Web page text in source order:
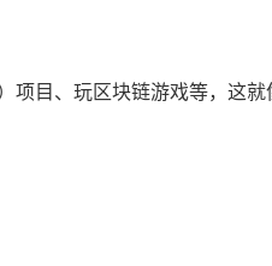
项目、玩区块链游戏等，这